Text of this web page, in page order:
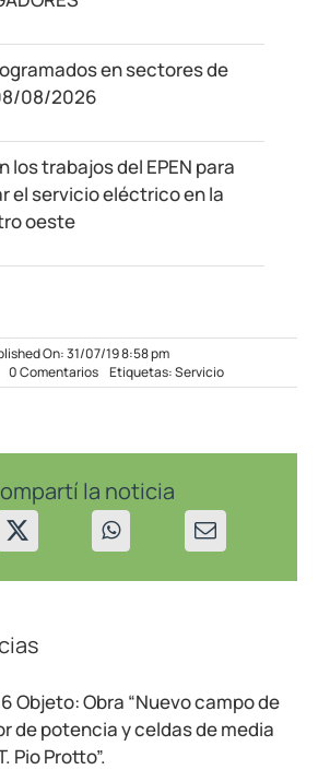
en sectores de
08/2026
los trabajos del EPEN para
el servicio eléctrico en la
oeste
On: 31/07/19 8:58 pm
0 Comentarioson
Bajo
intensifica
el
trabajo
de
las
Etiquetas:Servicio
la noticia
Objeto: Obra “Nuevo campo de
de potencia y celdas de media
Pio Protto”.